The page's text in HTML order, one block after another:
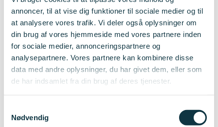
annoncer, til at vise dig funktioner til sociale medier og til
at analysere vores trafik. Vi deler også oplysninger om
din brug af vores hjemmeside med vores partnere inden
for sociale medier, annonceringspartnere og
analysepartnere. Vores partnere kan kombinere disse
data med andre oplysninger, du har givet dem, eller som
de har indsamlet fra din brug af deres tjenester.
Nødvendig